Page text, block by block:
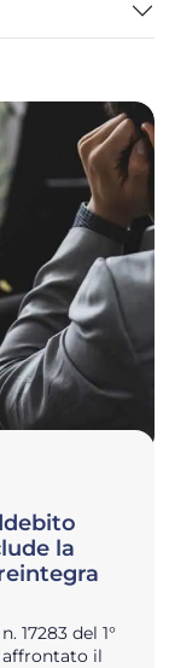
la
17283 del 1°
affrontato il